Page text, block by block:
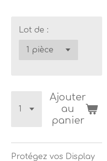
Lot de :
Ajouter
au
panier
Protégez vos Display